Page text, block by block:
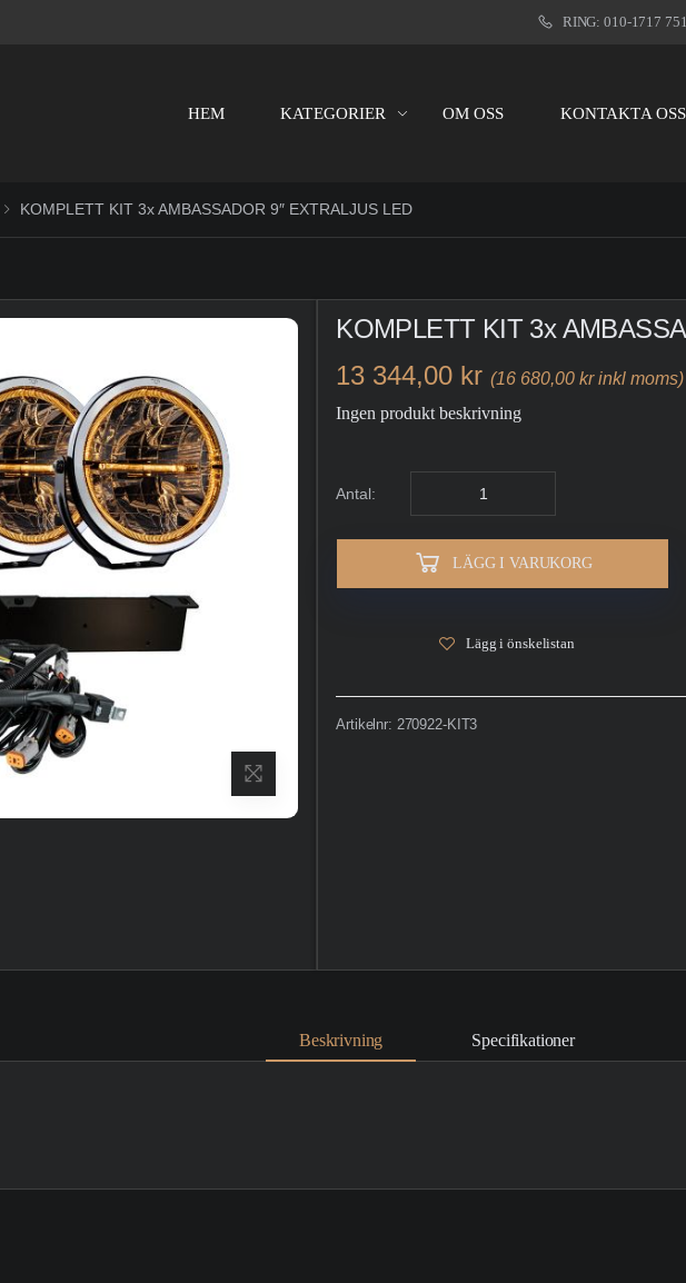
RING: 010-1717 751
HEM KATEGORIER OM OSS KONTAKTA OSS
KOMPLETT KIT 3x AMBASSADOR 9″ EXTRALJUS LED
KOMPLETT KIT 3x
13 344,00 kr (16 680,00 kr inkl moms)
Ingen produkt beskrivning
Antal:
LÄGG I VARUKORG
Lägg i önskelistan
Artikelnr: 270922-KIT3
Beskrivning Specifikationer